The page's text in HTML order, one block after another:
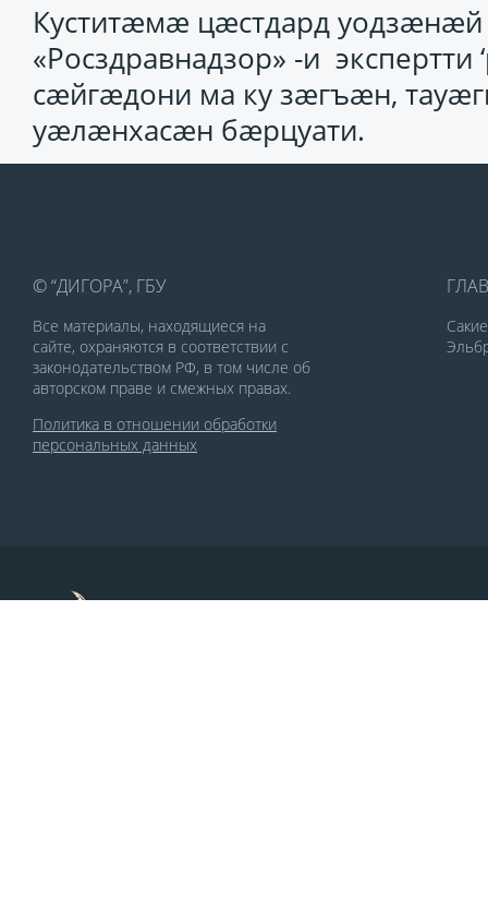
Куститӕмӕ цӕстдард уодзӕнӕй
«Росздравнадзор» -и
сӕйгӕдони ма ку зӕгъӕн,
уӕлӕнхасӕн бӕрцуати.
© “ДИГОРА”, ГБУ
Все материалы, находящиеся на
сайте, охраняются в соответствии с
законодательством РФ, в том числе об
авторском праве и смежных правах.
Политика в отношении обработки
персональных данных